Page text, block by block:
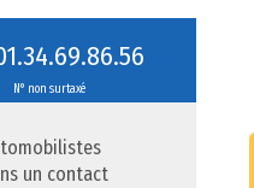
N° non surtaxé
un contact